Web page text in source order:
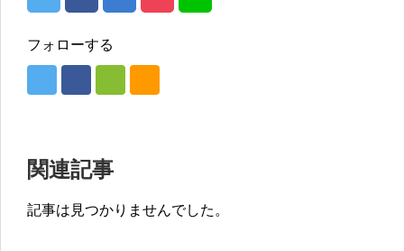
フォローする
関連記事
記事は見つかりませんでした。